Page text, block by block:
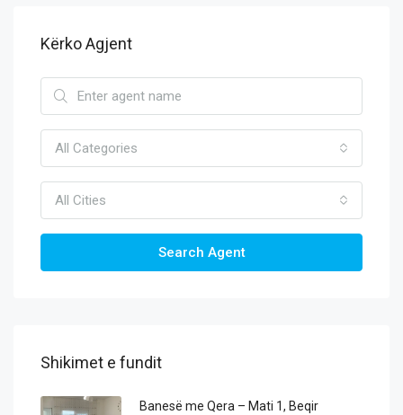
Kërko Agjent
All Categories
All Cities
Search Agent
Shikimet e fundit
Banesë me Qera – Mati 1, Beqir